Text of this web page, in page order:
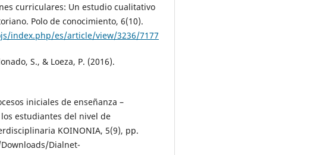
curriculares: Un estudio cualitativo
Polo de conocimiento, 6(10).
index.php/es/article/view/3236/7177
S., & Loeza, P. (2016).
iniciales de enseñanza –
estudiantes del nivel de
KOINONIA, 5(9), pp.
Dialnet-